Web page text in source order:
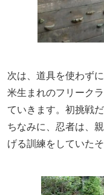
次は、道具を使わず
米生まれのフリーク
ていきます。初挑戦
ちなみに、忍者は、
げる訓練をしていた